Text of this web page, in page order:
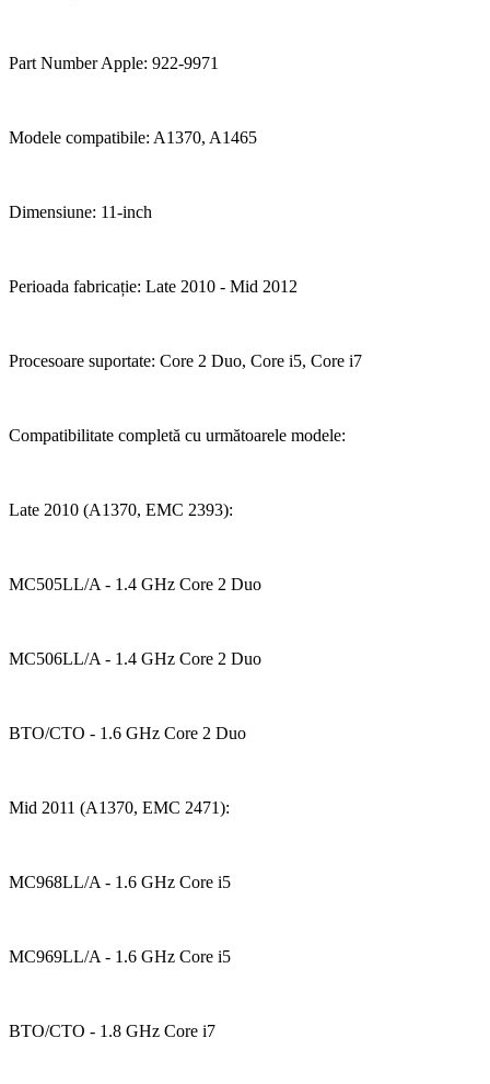
Part Number Apple: 922-9971
Modele compatibile: A1370, A1465
Dimensiune: 11-inch
Perioada fabricație: Late 2010 - Mid 2012
Procesoare suportate: Core 2 Duo, Core i5, Core i7
Compatibilitate completă cu următoarele modele:
Late 2010 (A1370, EMC 2393):
MC505LL/A - 1.4 GHz Core 2 Duo
MC506LL/A - 1.4 GHz Core 2 Duo
BTO/CTO - 1.6 GHz Core 2 Duo
Mid 2011 (A1370, EMC 2471):
MC968LL/A - 1.6 GHz Core i5
MC969LL/A - 1.6 GHz Core i5
BTO/CTO - 1.8 GHz Core i7